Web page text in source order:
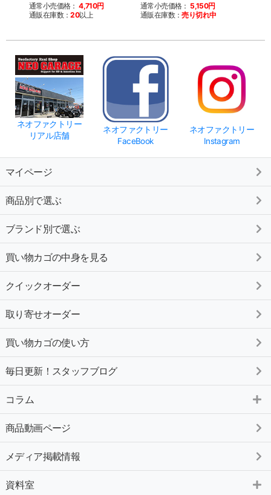
通常小売価格： 4,710円
通販在庫数：20以上
通常小売価格： 5,150円
通販在庫数：売り切れ中
ネオファクトリー
リアル店舗
ネオファクトリー
FaceBook
ネオファクトリー
Instagram
マイページ
商品別で選ぶ
ブランド別で選ぶ
買い物カゴの中身を見る
クイックオーダー
取り寄せオーダー
買い物カゴの使い方
毎日更新！スタッフブログ
コラム
商品動画ページ
メディア掲載情報
資料室